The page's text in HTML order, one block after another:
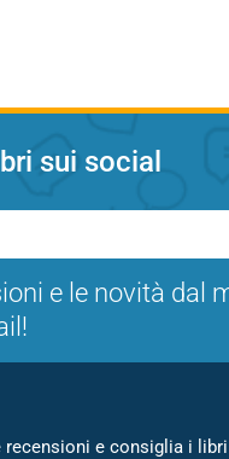
sui social
e le novità dal
recensioni e consiglia i libri